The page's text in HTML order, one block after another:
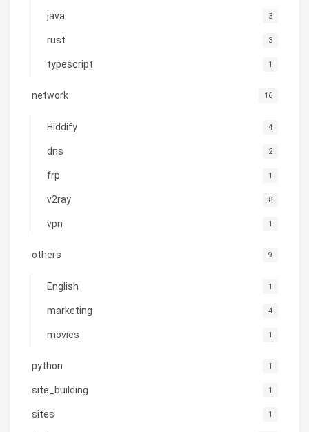
java 3
rust 3
typescript 1
network 16
Hiddify 4
dns 2
frp 1
v2ray 8
vpn 1
others 9
English 1
marketing 4
movies 1
python 1
site_building 1
sites 1